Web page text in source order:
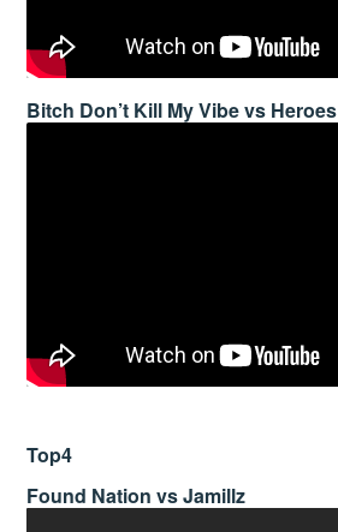
Bitch Don’t Kill My Vibe vs Heroes
Top4
Found Nation vs Jamillz